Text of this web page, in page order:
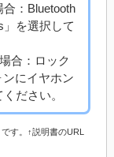
：Bluetooth
を選択して
合：ロック
にイヤホン
ださい。
す。↑説明書のURL